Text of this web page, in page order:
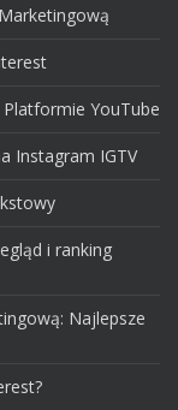
YouTube
Instagram IGTV
i ranking
Najlepsze